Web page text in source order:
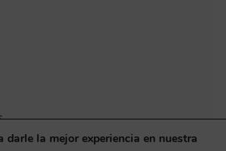
la mejor experiencia en nuestra